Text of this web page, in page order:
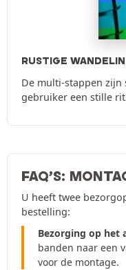
RUSTIGE
De multi-stappen
gebruiker een stille
FAQ’S:
U heeft twee
bestelling:
Bezorging op het
banden naar een
voor de montage.